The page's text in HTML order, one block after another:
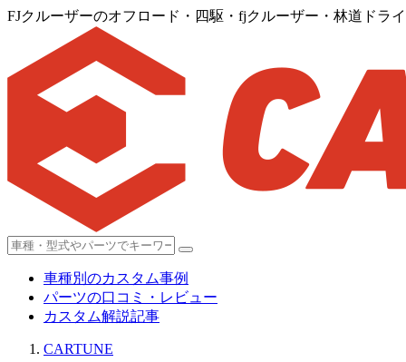
FJクルーザーのオフロード・四駆・fjクルーザー・林道ドラ
車種別のカスタム事例
パーツの口コミ・レビュー
カスタム解説記事
CARTUNE